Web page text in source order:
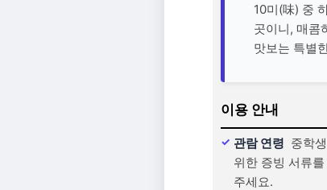
10미(味) 중
곳이니, 매콤
맛보는 특별
이용 안내
관람 연령 중학
위한 증빙 서류
주세요.